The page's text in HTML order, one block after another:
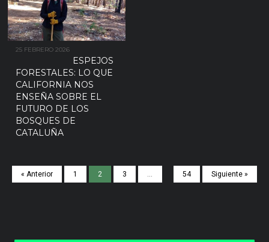
25 FEBRERO 2026
ESPEJOS
FORESTALES: LO QUE
CALIFORNIA NOS
ENSEÑA SOBRE EL
FUTURO DE LOS
BOSQUES DE
CATALUÑA
« Anterior 1 2 3 … 54 Siguiente »